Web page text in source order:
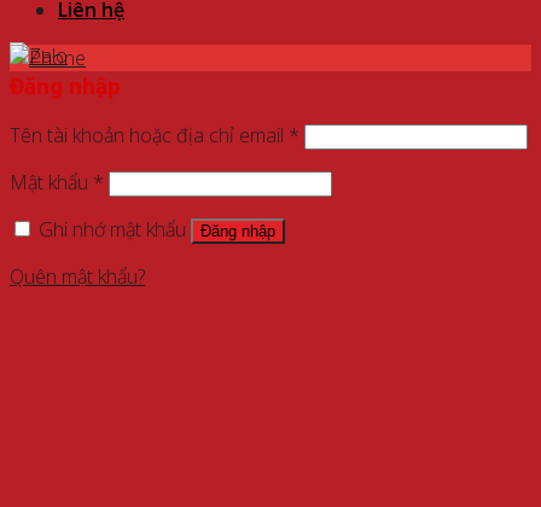
Liên hệ
Đăng nhập
Tên tài khoản hoặc địa chỉ email *
Mật khẩu *
Ghi nhớ mật khẩu
Đăng nhập
Quên mật khẩu?